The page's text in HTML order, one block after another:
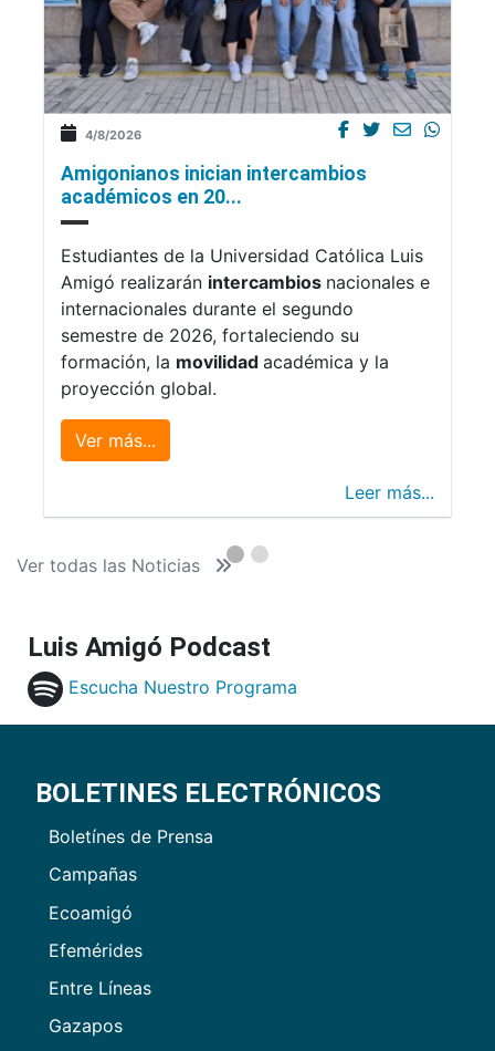
4/8/2026
Amigonianos inician intercambios
académicos en 20...
Estudiantes de la Universidad Católica Luis
Amigó realizarán intercambios nacionales e
internacionales durante el segundo
semestre de 2026, fortaleciendo su
formación, la movilidad académica y la
proyección global.
Ver más...
Leer más...
Ver todas las Noticias
Luis Amigó Podcast
Escucha Nuestro Programa
BOLETINES ELECTRÓNICOS
Boletínes de Prensa
Campañas
Ecoamigó
Efemérides
Entre Líneas
Gazapos